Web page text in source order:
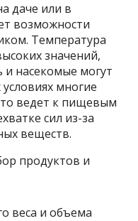
даче или в
возможности
Температура
значений,
и насекомые могут
многие
ведет к пищевым
сил из-за
веществ.
продуктов и
веса и объема